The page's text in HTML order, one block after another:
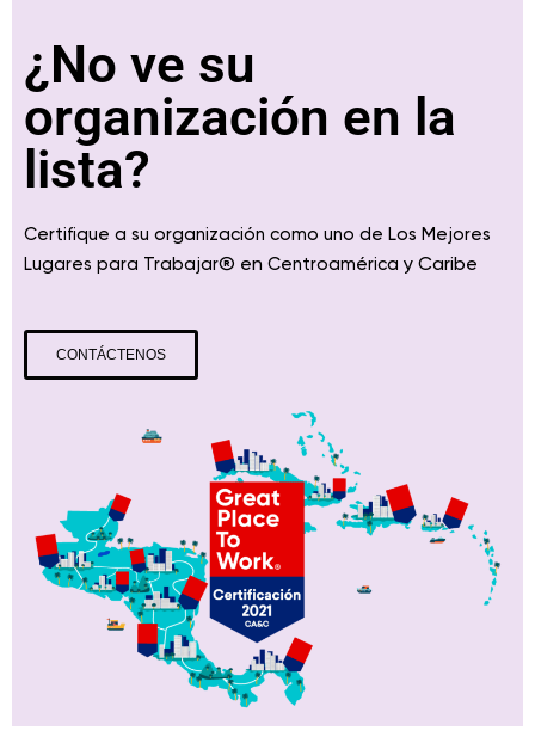
¿No ve su
organización en la
lista?
Certifique a su organización como uno de Los Mejores
Lugares para Trabajar® en Centroamérica y Caribe
CONTÁCTENOS